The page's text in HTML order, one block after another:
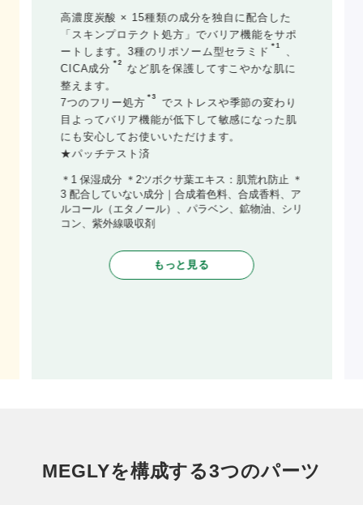
整う。
混合肌特有のTゾーン・Uゾーン別の肌悩みに着
目。
高配合のHCCA
イノシトール
Uゾーンで違う水分・皮脂量に適切にアプロー
チし、お肌を理想の状態に。さらに、うるおい
ビタミンカプセル ＊3
を高配合。
各層最深部からしっかり保湿することで、キメ
1つ1つがふっくらとうるおい、均一でなめらか
な肌に導きます。
＊1 MEGLY独自の高濃度炭酸と化粧水の配合成分
＊3 ビタミンB6誘導体とビタミンE誘導体をカプセ
ル化させたもの
MEGLYを構成する3つのパーツ